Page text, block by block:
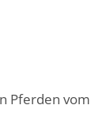
Pferden vom